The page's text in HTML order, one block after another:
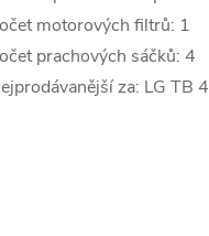
motorových filtrů: 1
prachových sáčků: 4
za: LG TB